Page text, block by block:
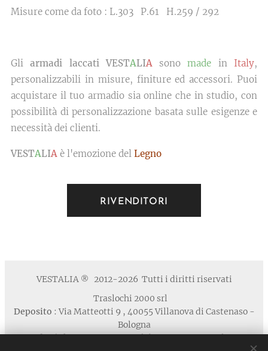
Misure come da foto : L.303 P.61 H.259 / 292
Gliarmadi laccati VESTALIA sonomade in Italy,
personalizzabili in misure, finiture ed accessori. Puoi
acquistare il tuo armadio sia online che in studio, con
possibilità di personalizzazione basata sulle esigenze e
necessità dei clienti.
VESTALIA è l'emozione del Legno
RIVENDITORI
VESTALIA ®
2012-2026 Tutti i diritti riservati
Traslochi 2000 srl
Deposito : Via Matteotti 9 , 40055 Villanova di Castenaso -
Bologna
Studio / Show Room: via Calabria 1A , 40139 Bologna